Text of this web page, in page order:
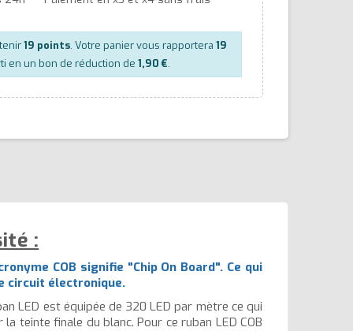
19 points. Votre panier vous rapportera19
en un bon de réduction de 1,90 €.
:
COB signifie "Chip On Board". Ce qui
circuit électronique.
LED est équipée de 320 LED par mètre ce qui
teinte finale du blanc. Pour ce ruban LED COB